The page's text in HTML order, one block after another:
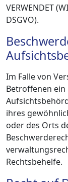
VERWENDET
DSGVO).
Im Falle von
Betroffenen
ihres
oder des Orts
Rechtsbehelfe.